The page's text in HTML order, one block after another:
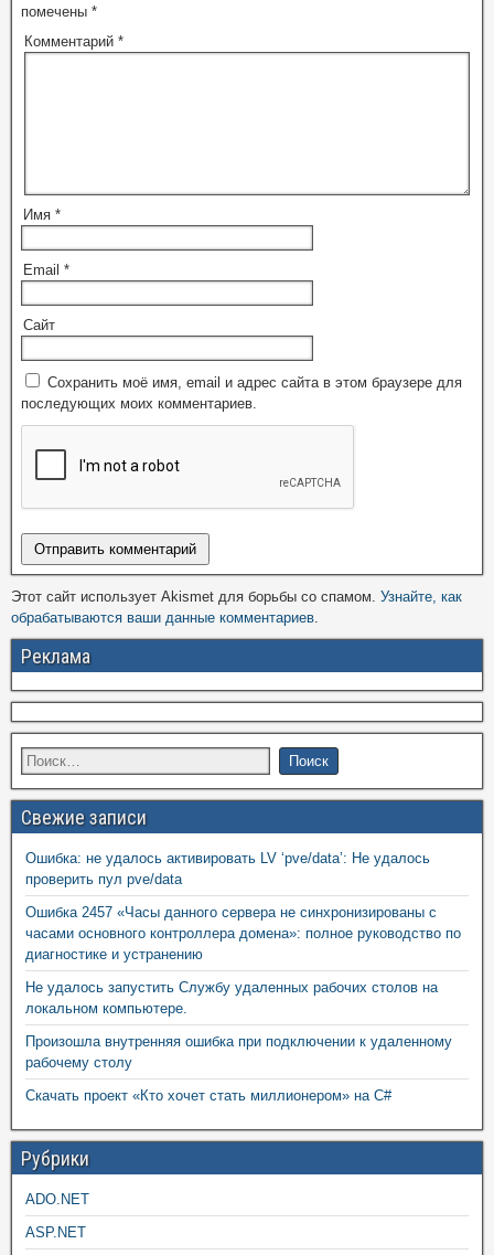
помечены *
Комментарий *
Имя *
Email *
Сайт
Сохранить моё имя, email и адрес сайта в этом браузере для
последующих моих комментариев.
Этот сайт использует Akismet для борьбы со спамом. Узнайте, как
обрабатываются ваши данные комментариев.
Реклама
Свежие записи
Ошибка: не удалось активировать LV ‘pve/data’: Не удалось
проверить пул pve/data
Ошибка 2457 «Часы данного сервера не синхронизированы с
часами основного контроллера домена»: полное руководство по
диагностике и устранению
Не удалось запустить Службу удаленных рабочих столов на
локальном компьютере.
Произошла внутренняя ошибка при подключении к удаленному
рабочему столу
Скачать проект «Кто хочет стать миллионером» на C#
Рубрики
ADO.NET
ASP.NET